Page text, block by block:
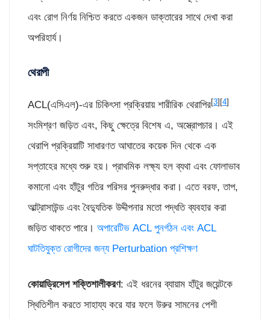
এবং রোগ নির্ণয় নিশ্চিত করতে একজন ডাক্তারের সাথে দেখা করা
অপরিহার্য।
থেরাপী
ACL(এসিএল)-এর চিকিৎসা প্রক্রিয়ায় শারীরিক থেরাপির[3][4]
সংমিশ্রণ জড়িত এবং, কিছু ক্ষেত্রে বিশেষ এ, অস্ত্রোপচার। এই
থেরাপি প্রক্রিয়াটি সাধারণত আঘাতের কয়েক দিন থেকে এক
সপ্তাহের মধ্যে শুরু হয়। প্রাথমিক লক্ষ্য হল ব্যথা এবং ফোলাভাব
কমানো এবং হাঁটুর গতির পরিসর পুনরুদ্ধার করা। এতে বরফ, তাপ,
আল্ট্রাসাউন্ড এবং বৈদ্যুতিক উদ্দীপনার মতো পদ্ধতি ব্যবহার করা
জড়িত থাকতে পারে। অপারেটিভ ACL পুনর্গঠন এবং ACL
ঘাটতিযুক্ত রোগীদের জন্য Perturbation প্রশিক্ষণ
কোয়াড্রিসেপ শক্তিশালীকরণ: এই ধরনের ব্যায়াম হাঁটুর জয়েন্টকে
স্থিতিশীল করতে সাহায্য করে যার ফলে উরুর সামনের পেশী